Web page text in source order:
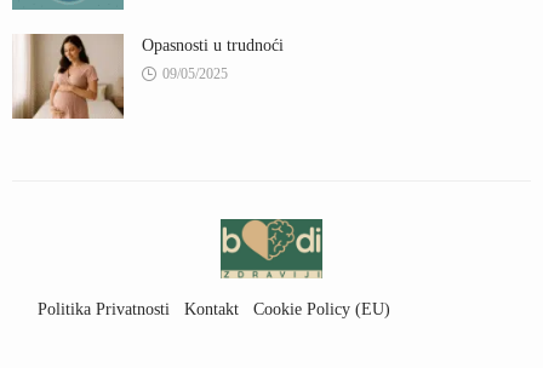
Opasnosti u trudnoći
09/05/2025
Politika Privatnosti Kontakt Cookie Policy (EU)